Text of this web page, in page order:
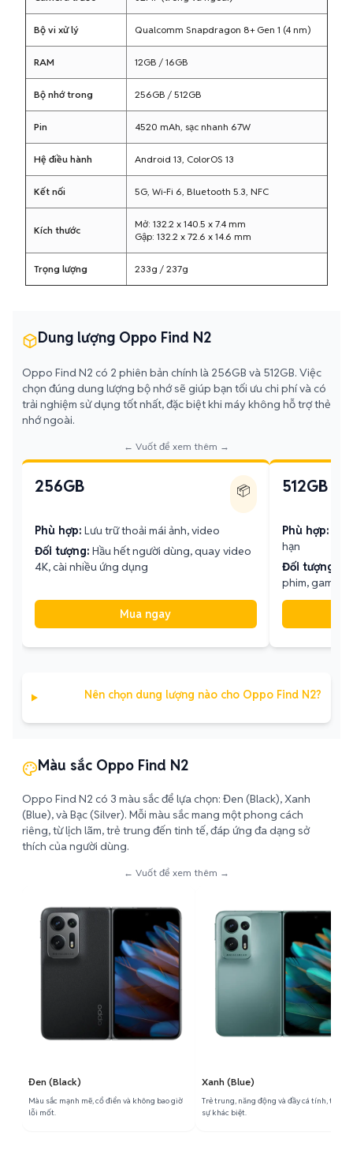
Bộ vi xử lý Qualcomm Snapdragon 8+ Gen 1 (4 nm)
RAM 12GB / 16GB
Bộ nhớ trong 256GB / 512GB
Pin 4520 mAh, sạc nhanh 67W
Hệ điều hành Android 13, ColorOS 13
Kết nối 5G, Wi-Fi 6, Bluetooth 5.3, NFC
Kích thước
Mở: 132.2 x 140.5 x 7.4 mm
Gập: 132.2 x 72.6 x 14.6 mm
Trọng lượng 233g / 237g
Dung lượng Oppo Find N2
Oppo Find N2 có 2 phiên bản chính là 256GB và 512GB. Việc
chọn đúng dung lượng bộ nhớ sẽ giúp bạn tối ưu chi phí và có
trải nghiệm sử dụng tốt nhất, đặc biệt khi máy không hỗ trợ thẻ
nhớ ngoài.
← Vuốt để xem thêm →
256GB 📦
Phù hợp: Lưu trữ thoải mái ảnh, video
Đối tượng: Hầu hết người dùng, quay video
4K, cài nhiều ứng dụng
Mua ngay
512GB
Phù hợp:
hạn
Đối tượng:
phim, game
Nên chọn dung lượng nào cho Oppo Find N2?
Màu sắc Oppo Find N2
Oppo Find N2 có 3 màu sắc để lựa chọn: Đen (Black), Xanh
(Blue), và Bạc (Silver). Mỗi màu sắc mang một phong cách
riêng, từ lịch lãm, trẻ trung đến tinh tế, đáp ứng đa dạng sở
thích của người dùng.
← Vuốt để xem thêm →
Đen (Black)
Màu sắc mạnh mẽ, cổ điển và không bao giờ
lỗi mốt.
Xanh (Blue)
Trẻ trung, năng động và đầy cá tính, tạo
sự khác biệt.